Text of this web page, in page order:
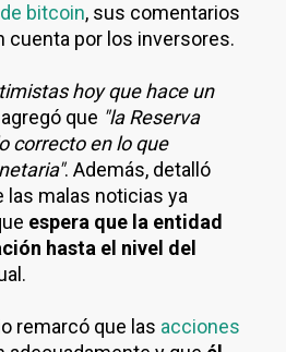
bitcoin, sus comentarios
cuenta por los inversores.
hoy que hace un
que "la Reserva
correcto en lo que
. Además, detalló
las malas noticias ya
espera que la entidad
hasta el nivel del
remarcó que las acciones